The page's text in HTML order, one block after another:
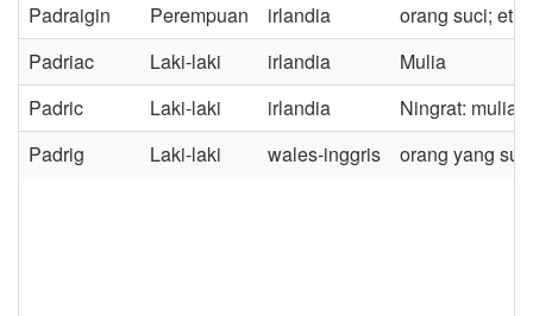
Padraigin
Perempuan irlandia
orang suci;
Padriac
Laki-laki irlandia
Mulia
Padric
Laki-laki irlandia
Ningrat: mulia
Padrig
Laki-laki wales-inggris orang yang suci